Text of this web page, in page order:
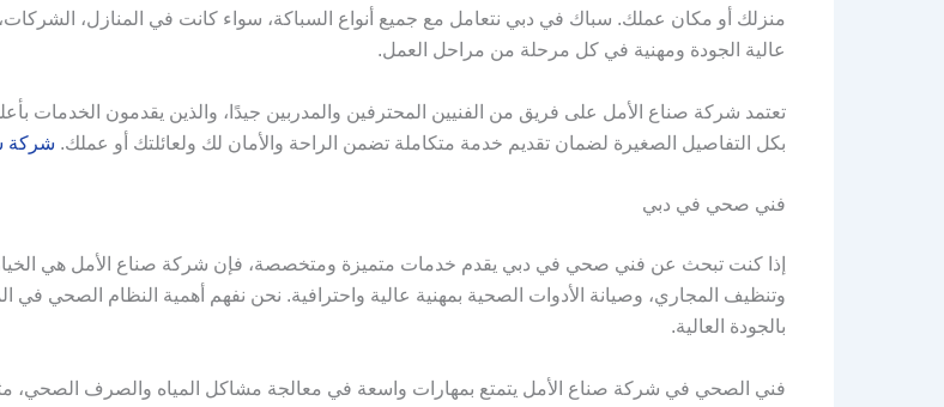
منزلك أو مكان عملك. سباك في دبي نتعامل مع جميع أنواع السباكة، سواء كانت في المنازل،
عالية الجودة ومهنية في كل مرحلة من مراحل العمل.
تعتمد شركة صناع الأمل على فريق من الفنيين المحترفين والمدربين جيدًا، والذين يقدمون الخدمات
بكل التفاصيل الصغيرة لضمان تقديم خدمة متكاملة تضمن الراحة والأمان لك ولعائلتك أو عملك. شركة
فني صحي في دبي
إذا كنت تبحث عن فني صحي في دبي يقدم خدمات متميزة ومتخصصة، فإن شركة صناع الأمل هي الخيار
وتنظيف المجاري، وصيانة الأدوات الصحية بمهنية عالية واحترافية. نحن نفهم أهمية النظام الصحي في
بالجودة العالية.
فني الصحي في شركة صناع الأمل يتمتع بمهارات واسعة في معالجة مشاكل المياه والصرف الصحي، مثل